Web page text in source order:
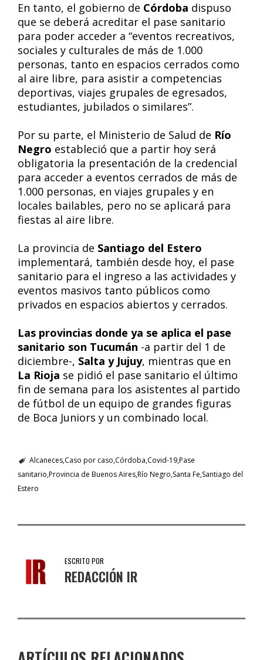
En tanto, el gobierno de Córdoba dispuso
que se deberá acreditar el pase sanitario
para poder acceder a “eventos recreativos,
sociales y culturales de más de 1.000
personas, tanto en espacios cerrados como
al aire libre, para asistir a competencias
deportivas, viajes grupales de egresados,
estudiantes, jubilados o similares”.
Por su parte, el Ministerio de Salud de Río
Negro estableció que a partir hoy será
obligatoria la presentación de la credencial
para acceder a eventos cerrados de más de
1.000 personas, en viajes grupales y en
locales bailables, pero no se aplicará para
fiestas al aire libre.
La provincia de Santiago del Estero
implementará, también desde hoy, el pase
sanitario para el ingreso a las actividades y
eventos masivos tanto públicos como
privados en espacios abiertos y cerrados.
Las provincias donde ya se aplica el pase
sanitario son Tucumán -a partir del 1 de
diciembre-, Salta y Jujuy, mientras que en
La Rioja se pidió el pase sanitario el último
fin de semana para los asistentes al partido
de fútbol de un equipo de grandes figuras
de Boca Juniors y un combinado local.
AlcanecesCaso por caso Córdoba Covid-19Pase
sanitario Provincia de Buenos AiresRío Negro Santa Fe Santiago del
Estero
ESCRITO POR
REDACCIÓN IR